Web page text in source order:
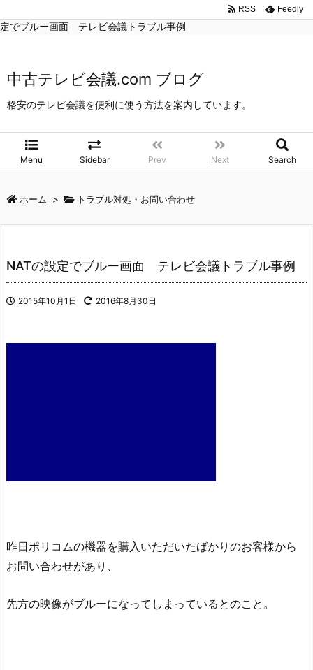
トラブル対処・お問い合わせ >NATの設
定でブルー画面 テレビ会議トラブル事例
中古テレビ会議.com ブログ
格安のテレビ会議を便利に使う方法を案内しています。
Menu Sidebar Prev Next Search
RSS Feedly
ホーム > トラブル対処・お問い合わせ
NATの設定でブルー画面 テレビ会議トラブル事例
2015年10月1日 2016年8月30日
昨日ポリコムの機器を購入いただいたばかりのお客様から
お問い合わせがあり、
先方の映像がブルーになってしまっているとのこと。